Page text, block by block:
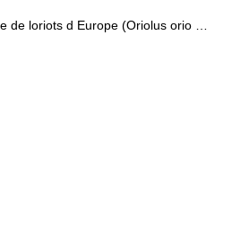
de loriots d Europe (Oriolus orio …